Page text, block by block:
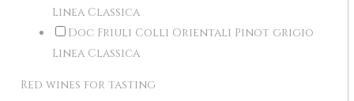
Linea Classica
Doc Friuli Colli Orientali Pinot grigio
Linea Classica
Red wines for tasting